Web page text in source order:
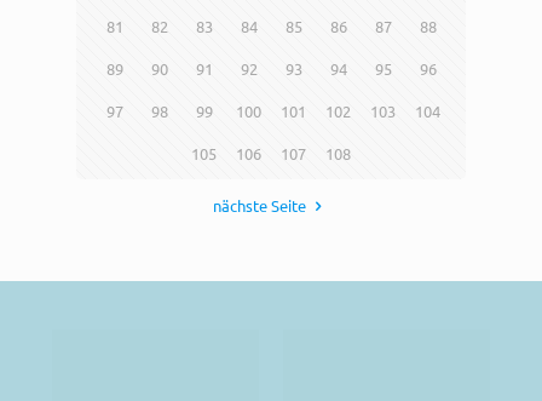
81 82 83 84 85 86 87 88
89 90 91 92 93 94 95 96
97 98 99 100 101 102 103 104
105 106 107 108
nächste Seite